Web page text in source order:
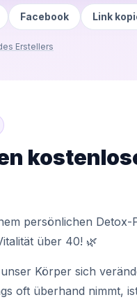
Facebook Link
Erstellers
persönlichen Detox-
über 40! 🌿
Körper sich
oft überhand nimmt,